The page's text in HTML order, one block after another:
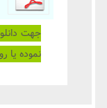
جهت
نموده یا